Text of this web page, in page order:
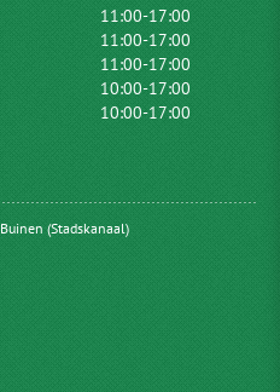
11:00-17:00
11:00-17:00
11:00-17:00
10:00-17:00
10:00-17:00
(Stadskanaal)